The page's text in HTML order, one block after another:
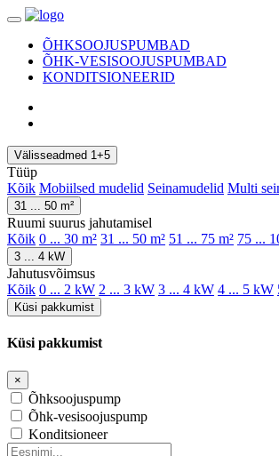
ÕHKSOOJUSPUMBAD
ÕHK-VESISOOJUSPUMBAD
KONDITSIONEERID
Välisseadmed 1+5
Tüüp
Kõik Mobiilsed mudelid Seinamudelid Multi
31 ... 50 m²
Ruumi suurus jahutamisel
Kõik 0 ... 30 m² 31 ... 50 m² 51 ... 75 m² 75 ...
3 ... 4 kW
Jahutusvõimsus
Kõik 0 ... 2 kW 2 ... 3 kW 3 ... 4 kW 4 ... 5 kW
Küsi pakkumist
Küsi pakkumist
×
Õhksoojuspump
Õhk-vesisoojuspump
Konditsioneer